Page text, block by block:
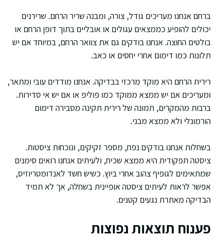
ברחם אנחנו מעריכים גודל, צורה, ומבנה שריר הרחם. שרירנים
יכולים להופיע כממצאים עגולים או אובליים בתוך דופן הרחם או
בולטים החוצה. אנחנו בודקים גם את צוואר הרחם, במיוחד אם יש
תלונות כמו דימום אחרי יחסים או כאב.
רירית הרחם היא מוקד מרכזי בבדיקה. אנחנו מודדים עובי ומתאר,
ומעריכים אם יש ממצא ממוקד כמו פוליפ או אם יש אי סדירות.
ברבות מהמקרים, תמונה של רירית תקינה מסבירה דימום
הורמונלי ולא ממצא מבני.
בשחלות אנחנו בודקים נפח, מספר זקיקים, ונוכחות ציסטות.
ציסטה תפקודית היא ממצא שכיח, ולעיתים אנחנו רואים סימנים
שמתאימים לגופיף צהוב אחרי ביוץ. כשיש חשד לאנדומטריוזיס,
אפשר לראות לעיתים ציסטה אופיינית בשחלה, אך לא תמיד
הבדיקה מאתרת נגעים קטנים.
פענוח תוצאות נפוצות